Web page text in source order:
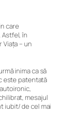
care
în
Viața – un
inima ca să
este patentată
mesajul
iubit/ de cel mai